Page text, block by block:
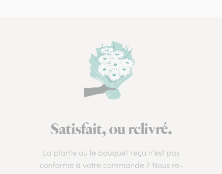
Satisfait, ou relivré.
La plante ou le bouquet reçu n’est pas
conforme à votre commande ? Nous re-